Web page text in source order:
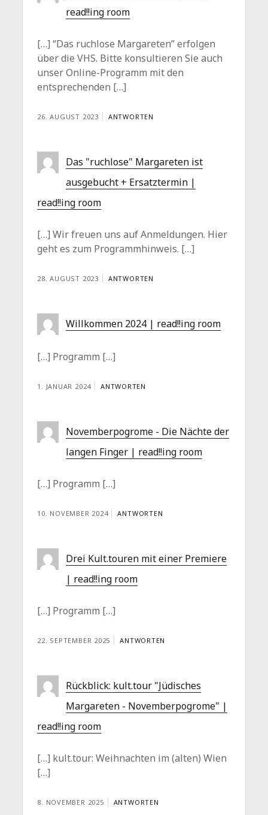
read!!ing room
[…] “Das ruchlose Margareten” erfolgen
über die VHS. Bitte konsultieren Sie auch
unser Online-Programm mit den
entsprechenden […]
26. AUGUST 2023 ANTWORTEN
Das "ruchlose" Margareten ist
ausgebucht + Ersatztermin |
read!!ing room
[…] Wir freuen uns auf Anmeldungen. Hier
geht es zum Programmhinweis. […]
28. AUGUST 2023 ANTWORTEN
Willkommen 2024 | read!!ing room
[…] Programm […]
1. JANUAR 2024 ANTWORTEN
Novemberpogrome - Die Nächte der
langen Finger | read!!ing room
[…] Programm […]
10. NOVEMBER 2024 ANTWORTEN
Drei Kult.touren mit einer Premiere
| read!!ing room
[…] Programm […]
22. SEPTEMBER 2025 ANTWORTEN
Rückblick: kult.tour "Jüdisches
Margareten - Novemberpogrome" |
read!!ing room
[…] kult.tour: Weihnachten im (alten) Wien
[…]
8. NOVEMBER 2025 ANTWORTEN